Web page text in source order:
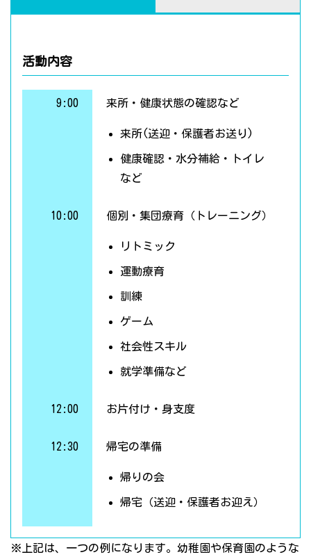
活動内容
9:00 来所・健康状態の確認など
来所(送迎・保護者お送り)
健康確認・水分補給・トイレ
など
10:00 個別・集団療育（トレーニング）
リトミック
運動療育
訓練
ゲーム
社会性スキル
就学準備など
12:00 お片付け・身支度
12:30 帰宅の準備
帰りの会
帰宅（送迎・保護者お迎え）
※上記は、一つの例になります。幼稚園や保育園のような